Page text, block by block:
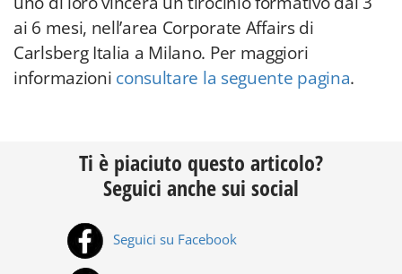
ai 6 mesi, nell’area Corporate Affairs di
Carlsberg Italia a Milano. Per maggiori
informazioni consultare la seguente pagina.
Ti è piaciuto questo articolo?
Seguici anche sui social
Seguici su Facebook